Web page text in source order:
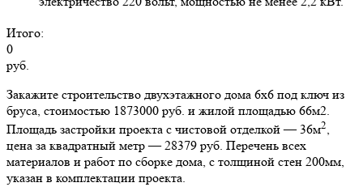
Итого:
0
руб.
Закажите строительство двухэтажного дома 6х6 под ключ из
бруса, стоимостью 1873000 руб. и жилой площадью 66м2.
Площадь застройки проекта с чистовой отделкой — 36м2,
цена за квадратный метр — 28379 руб. Перечень всех
материалов и работ по сборке дома, с толщиной стен 200мм,
указан в комплектации проекта.